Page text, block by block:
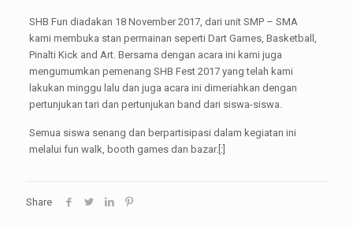
SHB Fun diadakan 18 November 2017, dari unit SMP – SMA
kami membuka stan permainan seperti Dart Games, Basketball,
Pinalti Kick and Art. Bersama dengan acara ini kami juga
mengumumkan pemenang SHB Fest 2017 yang telah kami
lakukan minggu lalu dan juga acara ini dimeriahkan dengan
pertunjukan tari dan pertunjukan band dari siswa-siswa.
Semua siswa senang dan berpartisipasi dalam kegiatan ini
melalui fun walk, booth games dan bazar.[:]
Share